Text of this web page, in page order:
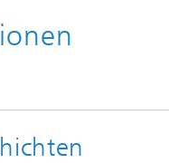
und Kompetenzen